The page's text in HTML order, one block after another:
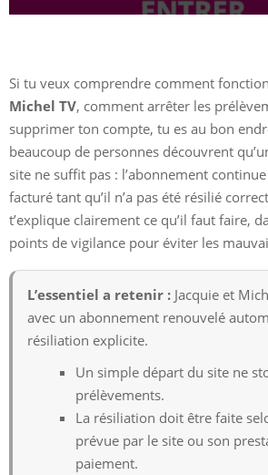
Si tu veux comprendre comment
Michel TV, comment arrêter les
supprimer ton compte, tu es au bon
beaucoup de personnes découvrent
site ne suffit pas : l’abonnement
facturé tant qu’il n’a pas été résilié
t’explique clairement ce qu’il faut faire,
points de vigilance pour éviter les
L’essentiel a retenir : Jacquie et
avec un abonnement renouvelé
résiliation explicite.
Un simple départ du site ne
prélèvements.
La résiliation doit être faite
prévue par le site ou son
paiement.